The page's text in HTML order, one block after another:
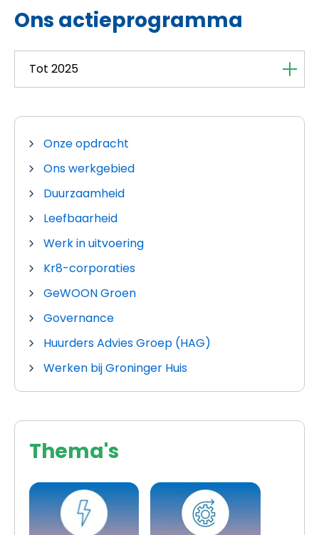
Ons actieprogramma
Tot 2025
Onze opdracht
Ons werkgebied
Duurzaamheid
Leefbaarheid
Werk in uitvoering
Kr8-corporaties
GeWOON Groen
Governance
Huurders Advies Groep (HAG)
Werken bij Groninger Huis
Thema's